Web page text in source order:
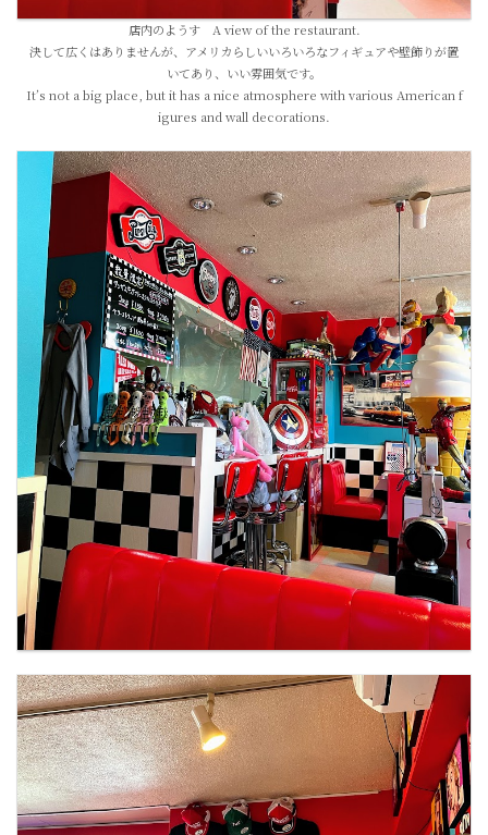
店内のようす A view of the restaurant.
決して広くはありませんが、アメリカらしいいろいろなフィギュアや壁飾りが置
いてあり、いい雰囲気です。
It’s not a big place, but it has a nice atmosphere with various American f
igures and wall decorations.